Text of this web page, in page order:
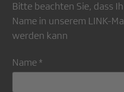
Bitte beachten Sie, dass
Name in unserem LINK-
werden kann
Name *